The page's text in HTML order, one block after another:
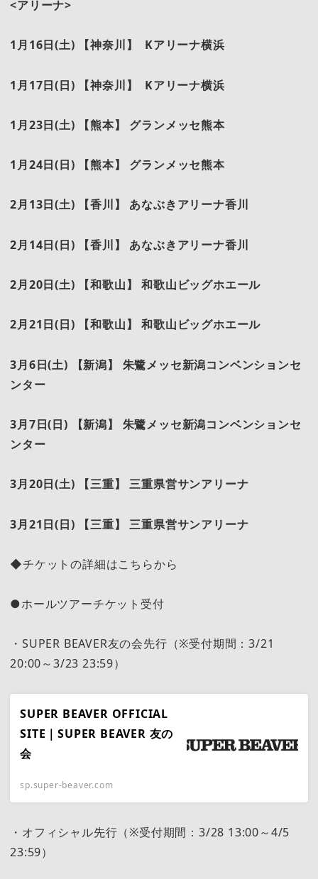
<アリーナ>
1 月16日(土) 【神奈川】 Kアリーナ横浜
1 月17日(日) 【神奈川】 Kアリーナ横浜
1 月23日(土) 【熊本】 グランメッセ熊本
1 月24日(日) 【熊本】 グランメッセ熊本
2月13日(土) 【香川】 あなぶきアリーナ香川
2月14日(日) 【香川】 あなぶきアリーナ香川
2月20日(土) 【和歌山】 和歌山ビッグホエール
2月21日(日) 【和歌山】 和歌山ビッグホエール
3月6日(土) 【新潟】 朱鷺メッセ新潟コンベンションセ
ンター
3月7日(日) 【新潟】 朱鷺メッセ新潟コンベンションセ
ンター
3月20日(土) 【三重】 三重県営サンアリーナ
3月21日(日) 【三重】 三重県営サンアリーナ
◆チケットの詳細はこちらから
●ホールツアーチケット受付
・SUPER BEAVER友の会先行（※受付期間：3/21
20:00～3/23 23:59）
SUPER BEAVER OFFICIAL
SITE｜SUPER BEAVER 友の
会
sp.super-beaver.com
・オフィシャル先行（※受付期間：3/28 13:00～4/5
23:59）